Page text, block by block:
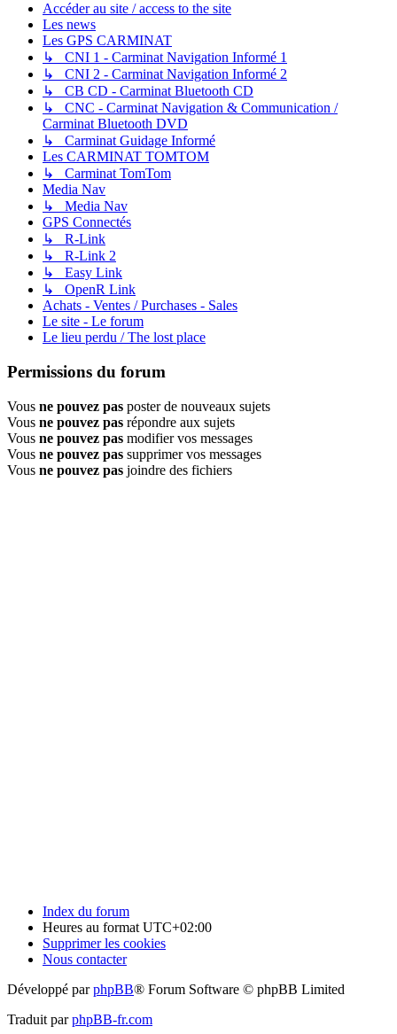
Accéder au site / access to the site
Les news
Les GPS CARMINAT
↳ CNI 1 - Carminat Navigation Informé 1
↳ CNI 2 - Carminat Navigation Informé 2
↳ CB CD - Carminat Bluetooth CD
↳ CNC - Carminat Navigation & Communication /
Carminat Bluetooth DVD
↳ Carminat Guidage Informé
Les CARMINAT TOMTOM
↳ Carminat TomTom
Media Nav
↳ Media Nav
GPS Connectés
↳ R-Link
↳ R-Link 2
↳ Easy Link
↳ OpenR Link
Achats - Ventes / Purchases - Sales
Le site - Le forum
Le lieu perdu / The lost place
Permissions du forum
Vous ne pouvez pas poster de nouveaux sujets
Vous ne pouvez pas répondre aux sujets
Vous ne pouvez pas modifier vos messages
Vous ne pouvez pas supprimer vos messages
Vous ne pouvez pas joindre des fichiers
Index du forum
Heures au format UTC+02:00
Supprimer les cookies
Nous contacter
Développé parphpBB® Forum Software © phpBB Limited
Traduit parphpBB-fr.com